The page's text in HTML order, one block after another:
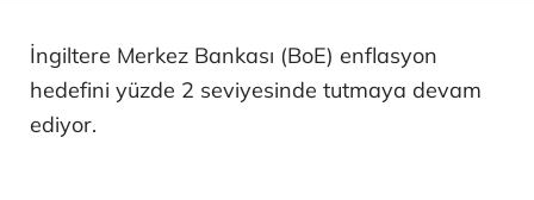
İngiltere Merkez Bankası (BoE) enflasyon
hedefini yüzde 2 seviyesinde tutmaya devam
ediyor.